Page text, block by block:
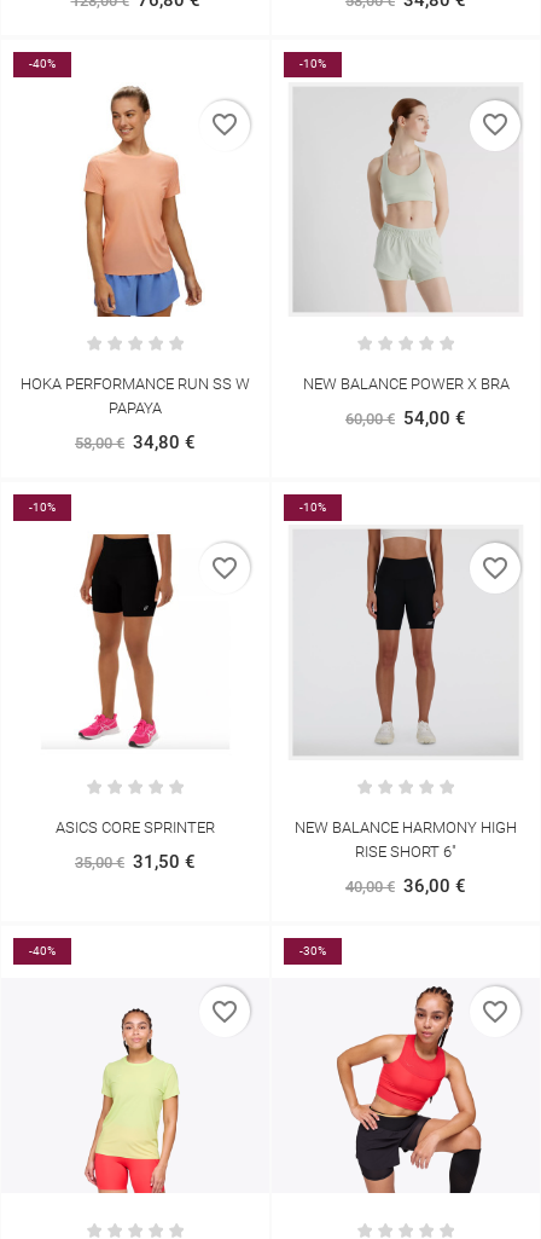
-40%
HOKA PERFORMANCE RUN SS W
PAPAYA
58,00 € 34,80 €
favorite_border
-10%
NEW BALANCE POWER X BRA
60,00 € 54,00 €
favorite_border
-10%
ASICS CORE SPRINTER
35,00 € 31,50 €
favorite_border
-10%
NEW BALANCE HARMONY HIGH
RISE SHORT 6"
40,00 € 36,00 €
favorite_border
-40%
favorite_border
-30%
favorite_border